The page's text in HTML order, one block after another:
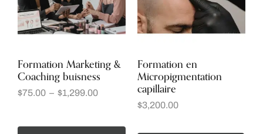
Formation Marketing &
Coaching buisness
$75.00 – $1,299.00
Formation en
Micropigmentation
capillaire
$3,200.00